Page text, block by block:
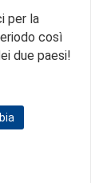
per la
così
due paesi!